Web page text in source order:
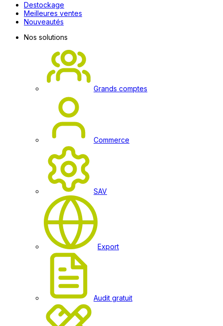
Destockage
Meilleures ventes
Nouveautés
Nos solutions
Grands comptes
Commerce
SAV
Export
Audit gratuit